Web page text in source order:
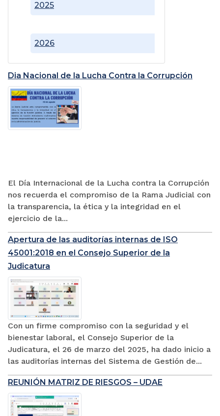
2025
2026
Dia Nacional de la Lucha Contra la Corrupción
El Día Internacional de la Lucha contra la Corrupción
nos recuerda el compromiso de la Rama Judicial con
la transparencia, la ética y la integridad en el
ejercicio de la...
Apertura de las auditorías internas de ISO
45001:2018 en el Consejo Superior de la
Judicatura
Con un firme compromiso con la seguridad y el
bienestar laboral, el Consejo Superior de la
Judicatura, el 26 de marzo del 2025, ha dado inicio a
las auditorías internas del Sistema de Gestión de...
REUNIÓN MATRIZ DE RIESGOS – UDAE